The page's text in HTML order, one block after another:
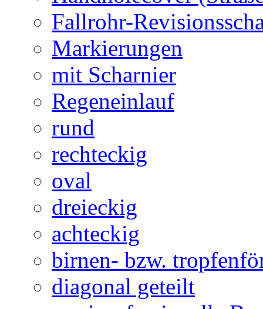
Fallrohr-
Markierungen
mit Scharnier
Regeneinlauf
rund
rechteckig
oval
dreieckig
achteckig
birnen- bzw.
diagonal geteilt